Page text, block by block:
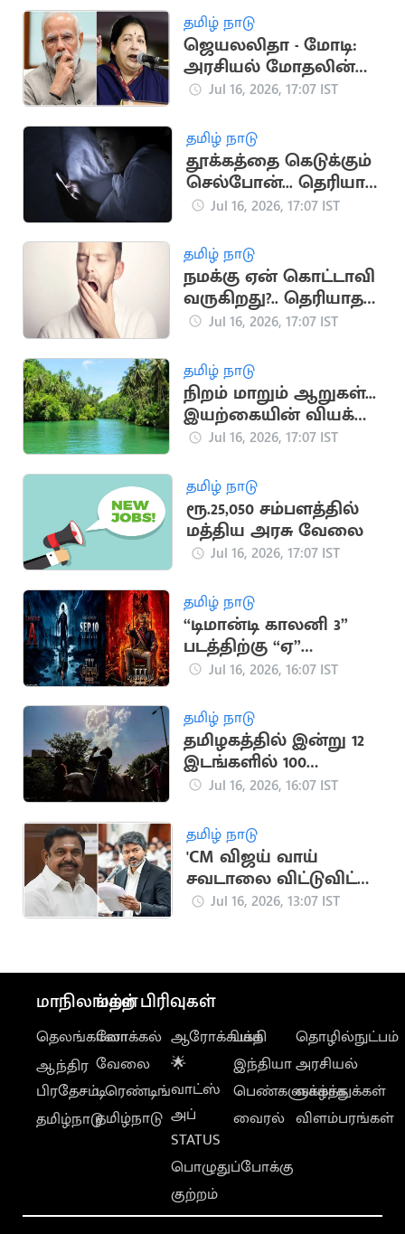
ஏமாற்றத்துடன்
திரும்பினர்
தமிழ் நாடு
ஜெயலலிதா - மோடி:
அரசியல் மோதலின்
முக்கிய தருணங்கள்
Jul 16, 2026, 17:07 IST
தமிழ் நாடு
தூக்கத்தை கெடுக்கும்
செல்போன்... தெரியாத
ஆபத்துகள்
Jul 16, 2026, 17:07 IST
தமிழ் நாடு
நமக்கு ஏன் கொட்டாவி
வருகிறது?.. தெரியாத
சுவாரஸ்ய
Jul 16, 2026, 17:07 IST
தமிழ் நாடு
நிறம் மாறும் ஆறுகள்...
இயற்கையின் வியக்க
வைக்கும்
Jul 16, 2026, 17:07 IST
தமிழ் நாடு
ரூ.25,050 சம்பளத்தில்
மத்திய அரசு வேலை
Jul 16, 2026, 17:07 IST
தமிழ் நாடு
“டிமான்டி காலனி 3”
படத்திற்கு “ஏ”
சான்றிதழ் வழங்கிய
Jul 16, 2026, 16:07 IST
தமிழ் நாடு
தமிழகத்தில் இன்று 12
இடங்களில் 100
டிகிரியை தாண்டிய
Jul 16, 2026, 16:07 IST
தமிழ் நாடு
'CM விஜய் வாய்
சவடாலை விட்டுவிட்டு
குடிநீர் தேவையை
Jul 16, 2026, 13:07 IST
மாநிலங்கள்
தெலங்கானா
ஆந்திர
பிரதேசம்
தமிழ்நாடு
மற்ற பிரிவுகள்
லோக்கல்
வேலை
டிரெண்டிங்
தமிழ்நாடு
ஆரோக்கியம்
🌟
வாட்ஸ்
அப்
STATUS
பொழுதுப்போக்கு
குற்றம்
பக்தி
இந்தியா
பெண்களுக்காக
வைரல்
தொழில்நுட்பம்
அரசியல்
வாழ்த்துக்கள்
விளம்பரங்கள்